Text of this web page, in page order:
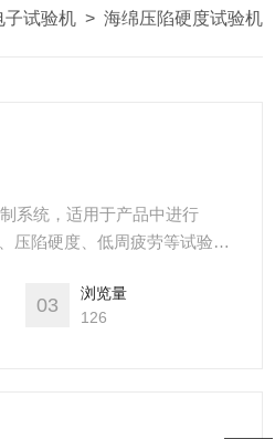
子试验机 > 海绵压陷硬度试验机
系统，适用于产品中进行
压陷硬度、低周疲劳等试验，
软质泡沫聚合材料模压和挤出
03
浏览量
126